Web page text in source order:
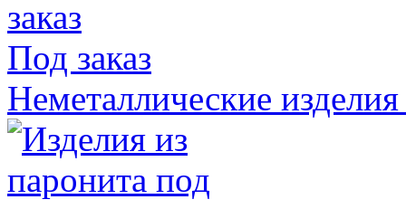
Под заказ
Неметаллические изделия